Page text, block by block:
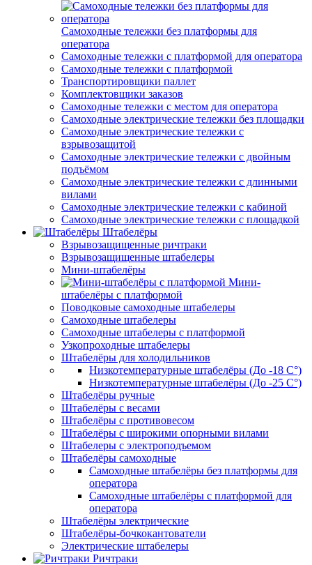
Самоходные тележки без платформы для
оператора
Самоходные тележки с платформой для оператора
Самоходные тележки с платформой
Транспортировщики паллет
Комплектовщики заказов
Самоходные тележки с местом для оператора
Самоходные электрические тележки без площадки
Самоходные электрические тележки с
взрывозащитой
Самоходные электрические тележки с двойным
подъёмом
Самоходные электрические тележки с длинными
вилами
Самоходные электрические тележки с кабиной
Самоходные электрические тележки с площадкой
Штабелёры
Взрывозащищенные ричтраки
Взрывозащищенные штабелеры
Мини-штабелёры
Мини-
штабелёры с платформой
Поводковые самоходные штабелеры
Самоходные штабелеры
Самоходные штабелеры с платформой
Узкопроходные штабелеры
Штабелёры для холодильников
Низкотемпературные штабелёры (До -18 C°)
Низкотемпературные штабелёры (До -25 C°)
Штабелёры ручные
Штабелёры с весами
Штабелёры с противовесом
Штабелёры с широкими опорными вилами
Штабелеры с электроподъемом
Штабелёры самоходные
Самоходные штабелёры без платформы для
оператора
Самоходные штабелёры с платформой для
оператора
Штабелёры электрические
Штабелёры-бочкокантователи
Электрические штабелеры
Ричтраки